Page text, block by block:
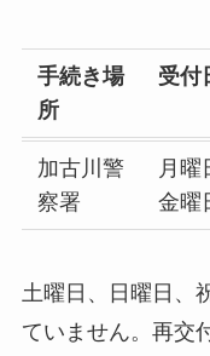
手続き場
所
受付
加古川警
察署
月曜
金曜
土曜日、日曜日、
ていません。再交